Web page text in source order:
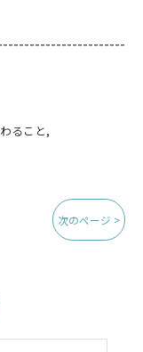
ること
次のページ >